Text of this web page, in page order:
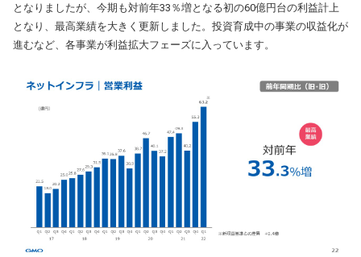
となりましたが、今期も対前年33％増となる初の60億円台の利益計上
となり、最高業績を大きく更新しました。投資育成中の事業の収益化が
進むなど、各事業が利益拡大フェーズに入っています。